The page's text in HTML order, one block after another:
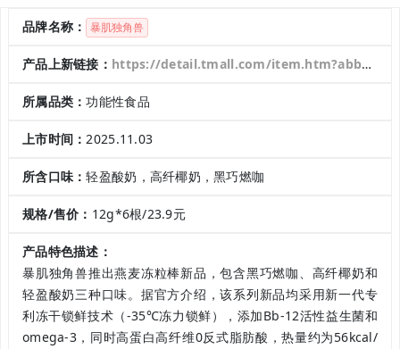
品牌名称： 暴肌独角兽
产品上新链接： https://detail.tmall.com/item.htm?abbucket=20&id=991630173468&pisk=ge_nP-aNqM-Q5ruIx7YQxi6IxVZTAeTWiT3JeUpzbdJ1yDIRvUXla9JKvuZCEuXdFTnLNksoEdf2vW6ReGvlQOvFJk9-rYXNwXKPyLQoONXmy2eQA_ukyUyYHrUAO6LWz-IOXIdqdQRETzpEzP8Bw5c1Q5aAO69StYPAbrUuOHXU40JPUFJwNI8r4LJzsFRXZUue425wQdOyzU-E8AlwOBDE44Wz7PRJM2JyY2Jw_IAezLWyYFPMNdRezUWP_5ASTmqeda7N78_OFOcp3U7MtHvVsogrr6gvYK79Q4yVkB2X36Jiz4J2_1q5s6enl1LCWtAApPuhn6SVUiWaS2x1Y1bkcaMU_U-PXiKhjJukBwdk0U-ia45M8dtyOEzqICsN9g7CKb0yOwQvqKtga4tJ7ZKV09c7G18eaTtfy-gBL_5fliL0rV8H4gzmbmJ3q4OawNoSVHR6sKppcWX05xKU-5Vi07te1B9Ys5mSVHR6sKFgsmzWYCOBH&rn=5926f586afffe284377741b01db946ed&spm=a1z10.3-b.w4011-22974094260.71.4a1c2d079czcQz
所属品类：功能性食品
上市时间：2025.11.03
所含口味：轻盈酸奶，高纤椰奶，黑巧燃咖
规格/售价： 12g*6根/23.9元
产品特色描述：
暴肌独角兽推出燕麦冻粒棒新品，包含黑巧燃咖、高纤椰奶和
轻盈酸奶三种口味。据官方介绍，该系列新品均采用新一代专
利冻干锁鲜技术（-35℃冻力锁鲜），添加Bb-12活性益生菌和
omega-3，同时高蛋白高纤维0反式脂肪酸，热量约为56kcal/